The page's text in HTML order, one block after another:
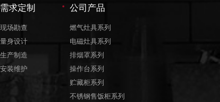
需求定制
现场勘查
量身设计
生产制造
安装维护
公司产品
燃气灶具系列
电磁灶具系列
排烟罩系列
操作台系列
贮藏柜系列
不锈钢售饭柜系列